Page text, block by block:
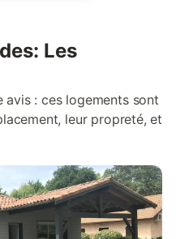
Les
avis : ces logements sont
leur propreté, et